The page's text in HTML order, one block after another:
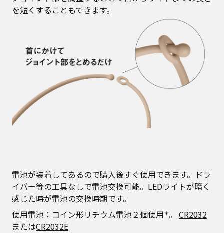
を短くすることもできます。
電池が装着してあるので購入後すぐ使用できます。ドラ
イバー等の工具なしで電池交換可能。LEDライトが暗く
感じた時が電池の交換時期です。
使用電池：コイン形リチウム電池２個使用 ＊。 CR2032
またはCR2032E